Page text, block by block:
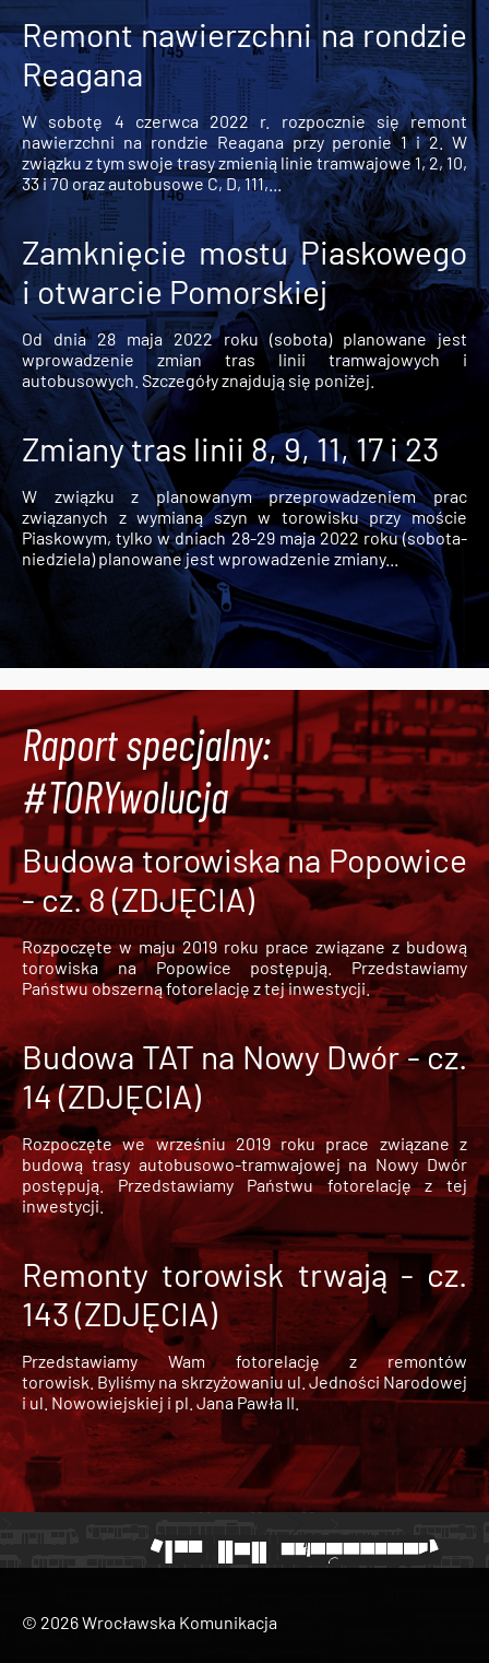
Remont nawierzchni na rondzie
Reagana
W sobotę 4 czerwca 2022 r. rozpocznie się remont
nawierzchni na rondzie Reagana przy peronie 1 i 2. W
związku z tym swoje trasy zmienią linie tramwajowe 1, 2, 10,
33 i 70 oraz autobusowe C, D, 111,...
Zamknięcie mostu Piaskowego
i otwarcie Pomorskiej
Od dnia 28 maja 2022 roku (sobota) planowane jest
wprowadzenie zmian tras linii tramwajowych i
autobusowych. Szczegóły znajdują się poniżej.
Zmiany tras linii 8, 9, 11, 17 i 23
W związku z planowanym przeprowadzeniem prac
związanych z wymianą szyn w torowisku przy moście
Piaskowym, tylko w dniach 28-29 maja 2022 roku (sobota-
niedziela) planowane jest wprowadzenie zmiany...
Raport specjalny:
#TORYwolucja
Budowa torowiska na Popowice
- cz. 8 (ZDJĘCIA)
Rozpoczęte w maju 2019 roku prace związane z budową
torowiska na Popowice
postępują. Przedstawiamy
Państwu obszerną fotorelację z tej inwestycji.
Budowa TAT na Nowy Dwór - cz.
14 (ZDJĘCIA)
Rozpoczęte we wrześniu 2019 roku prace związane z
budową trasy autobusowo-tramwajowej na Nowy Dwór
postępują. Przedstawiamy Państwu fotorelację z tej
inwestycji.
Remonty torowisk trwają - cz.
143 (ZDJĘCIA)
Przedstawiamy Wam fotorelację z remontów
torowisk. Byliśmy na skrzyżowaniu ul. Jedności Narodowej
i ul. Nowowiejskiej i pl. Jana Pawła II.
© 2026 Wrocławska Komunikacja